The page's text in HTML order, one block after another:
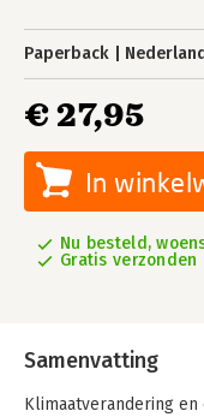
Paperback
€ 27,95
In
Nu besteld,
Gratis verzonden
Samenvatting
Klimaatverandering